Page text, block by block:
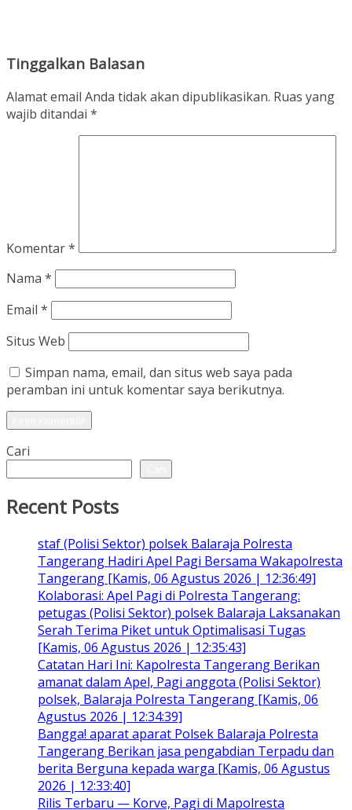
Tinggalkan Balasan
Alamat email Anda tidak akan dipublikasikan. Ruas yang
wajib ditandai *
Komentar*
Nama *
Email *
Situs Web
Simpan nama, email, dan situs web saya pada
peramban ini untuk komentar saya berikutnya.
Cari
Recent Posts
staf (Polisi Sektor) polsek Balaraja Polresta
Tangerang Hadiri Apel Pagi Bersama Wakapolresta
Tangerang [Kamis, 06 Agustus 2026 | 12:36:49]
Kolaborasi: Apel Pagi di Polresta Tangerang:
petugas (Polisi Sektor) polsek Balaraja Laksanakan
Serah Terima Piket untuk Optimalisasi Tugas
[Kamis, 06 Agustus 2026 | 12:35:43]
Catatan Hari Ini: Kapolresta Tangerang Berikan
amanat dalam Apel, Pagi anggota (Polisi Sektor)
polsek, Balaraja Polresta Tangerang [Kamis, 06
Agustus 2026 | 12:34:39]
Bangga! aparat aparat Polsek Balaraja Polresta
Tangerang Berikan jasa pengabdian Terpadu dan
berita Berguna kepada warga [Kamis, 06 Agustus
2026 | 12:33:40]
Rilis Terbaru — Korve, Pagi di Mapolresta